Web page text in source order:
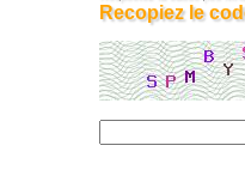
Recopiez le